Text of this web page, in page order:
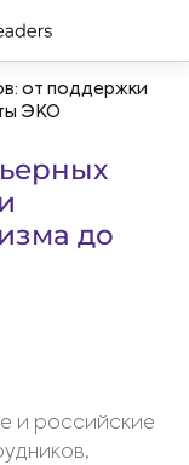
от поддержки
ЭКО
до
и российские